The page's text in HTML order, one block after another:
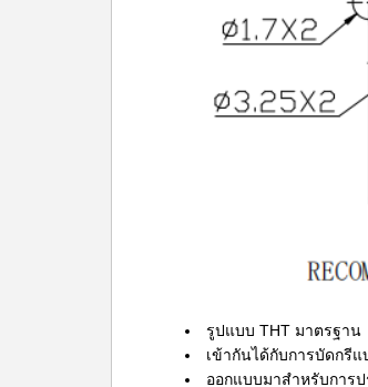
รูปแบบ THT มาตรฐาน
เข้ากันได้กับการบัดกรี
ออกแบบมาสำหรับการ